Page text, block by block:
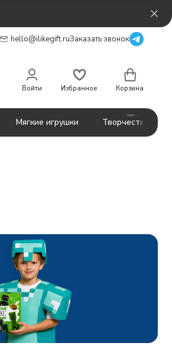
hello@ilikegift.ruЗаказать звонок
Войти Избранное Корзина
Мягкие игрушки Творчество